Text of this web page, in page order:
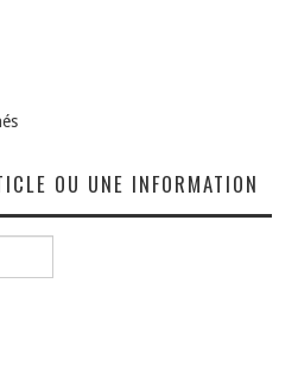
OU UNE INFORMATION